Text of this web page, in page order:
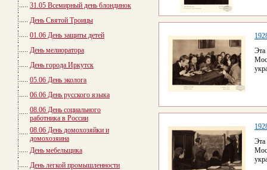
31.05 Всемирный день блондинок
День Святой Троицы
01.06 День защиты детей
День мелиоратора
День города Иркутск
05.06 День эколога
06.06 День русского языка
08.06 День социального
работника в России
08.06 День домохозяйки и
домохозяина
День мебельщика
День легкой промышленности